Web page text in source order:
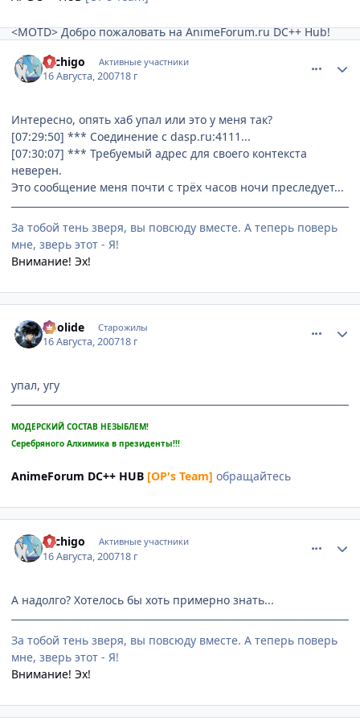
<MOTD> Добро пожаловать на AnimeForum.ru DC++ Hub!
!!!Незарегистрированные пользователи
Надеемся на понимание
Для регистрации в окно основного чата пишите +regme, или
пользуйтесь "меню хаба".
На хабе НЕ СУЩЕСТВУЕТ автоматической регистрации!!!
!!!
Hichigo Активные участники
16 Августа, 200718 г
Интересно, опять хаб упал или это у меня так?
[07:29:50] *** Соединение с dasp.ru:4111...
[07:30:07] *** Требуемый адрес для своего контекста
неверен.
Это сообщение меня почти с трёх часов ночи преследует...
За тобой тень зверя, вы повсюду вместе. А теперь поверь
мне, зверь этот - Я!
Внимание! Эх!
Aeolide Старожилы
16 Августа, 200718 г
упал, угу
МОДЕРСКИЙ СОСТАВ НЕЗЫБЛЕМ!
Серебряного Алхимика в президенты!!!
AnimeForum DC++ HUB [OP's Team] обращайтесь
Hichigo Активные участники
16 Августа, 200718 г
А надолго? Хотелось бы хоть примерно знать...
За тобой тень зверя, вы повсюду вместе. А теперь поверь
мне, зверь этот - Я!
Внимание! Эх!